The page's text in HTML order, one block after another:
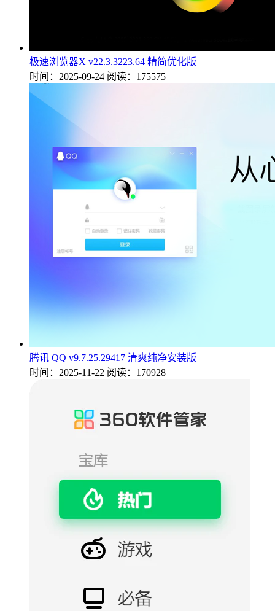
极速浏览器X v22.3.3223.64 精简优化版——
时间：2025-09-24 阅读：175575
腾讯 QQ v9.7.25.29417 清爽纯净安装版——
时间：2025-11-22 阅读：170928